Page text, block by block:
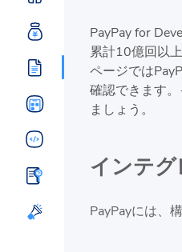
PayPay for
累計10億回以
ページでは
確認できます
ましょう。
インテ
PayPayには、